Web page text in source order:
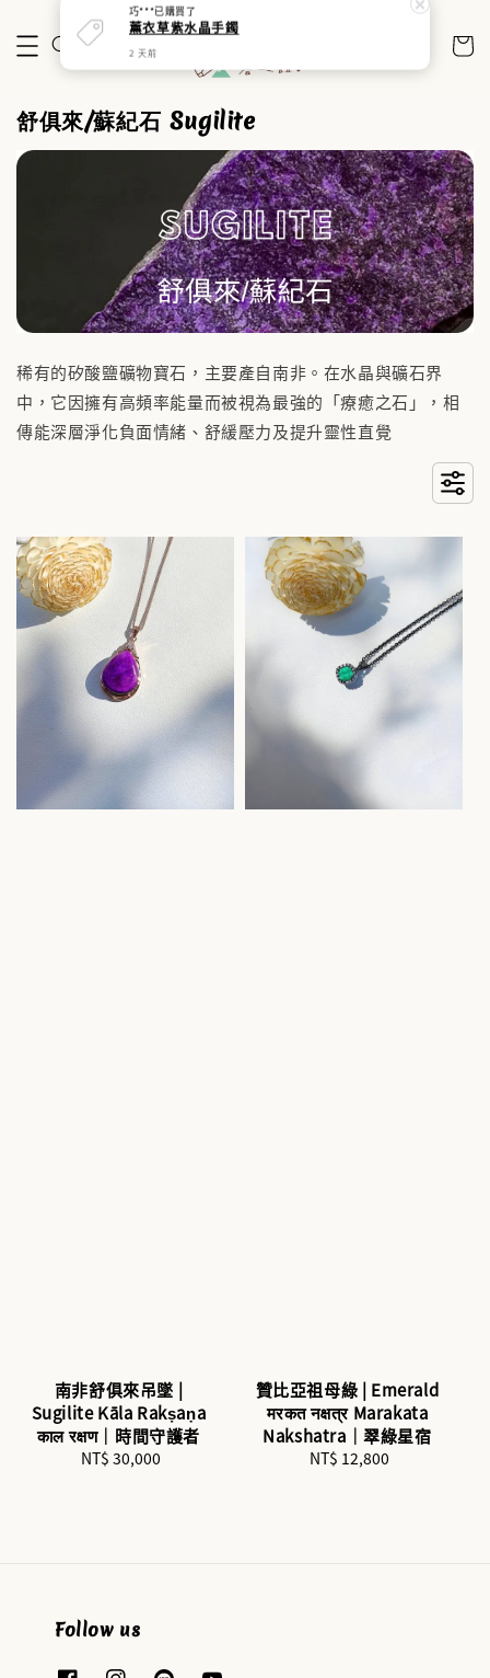
舒俱來/蘇紀石 Sugilite
稀有的矽酸鹽礦物寶石，主要產自南非。在水晶與礦石界
中，它因擁有高頻率能量而被視為最強的「療癒之石」，相
傳能深層淨化負面情緒、舒緩壓力及提升靈性直覺
南非舒俱來吊墜 |
Sugilite Kāla Rakṣaṇa
काल रक्षण｜時間守護者
Regular
NT$ 30,000
贊比亞祖母綠 | Emerald
मरकत नक्षत्र Marakata
Nakshatra｜翠綠星宿
Regular
NT$ 12,800
Follow us
巧***已購買了
2 天前